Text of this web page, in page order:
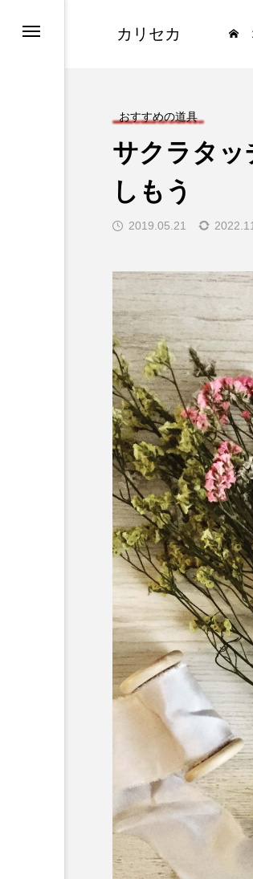
カリセカ
おすすめの道具
サクラタ
しもう
2019.05.21